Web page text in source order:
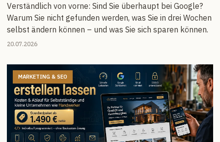
Verständlich von vorne: Sind Sie überhaupt bei Google?
Warum Sie nicht gefunden werden, was Sie in drei Wochen
selbst ändern können – und was Sie sich sparen können.
20.07.2026
MARKETING & SEO